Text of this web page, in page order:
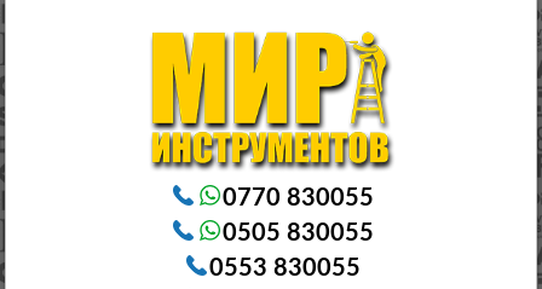
0770 830055
0505 830055
0553 830055